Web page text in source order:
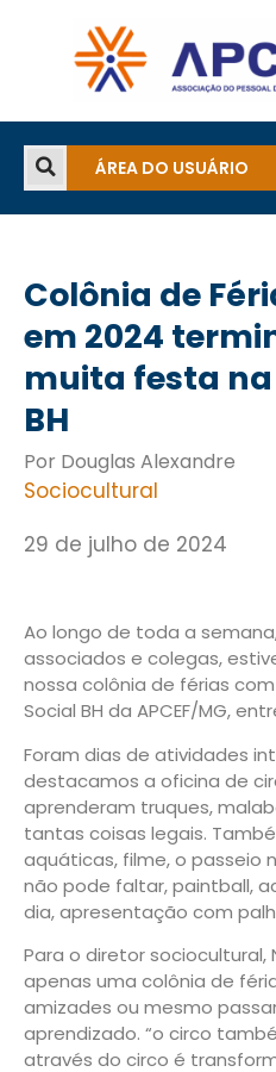
ÁREA DO USUÁRIO
Colônia de
em 2024
muita festa na
BH
Por Douglas Alexandre
Sociocultural
29 de julho de 2024
Ao longo de toda a
associados e colegas,
nossa colônia de férias
Social BH da APCEF/MG,
Foram dias de atividades
destacamos a oficina de
aprenderam truques,
tantas coisas legais.
aquáticas, filme, o passeio
não pode faltar, paintball,
dia, apresentação com
Para o diretor sociocultural,
apenas uma colônia de
amizades ou mesmo
aprendizado. “o circo
através do circo é